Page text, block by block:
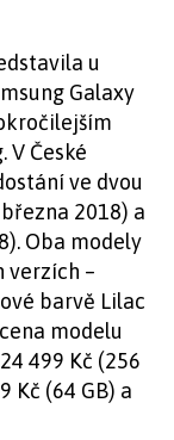
u
Galaxy
České
ve dvou
2018) a
Oba modely
verzích –
barvě Lilac
modelu
499 Kč (256
Kč (64 GB) a